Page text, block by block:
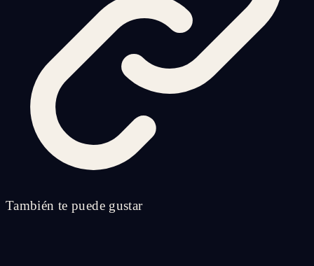
También te puede gustar